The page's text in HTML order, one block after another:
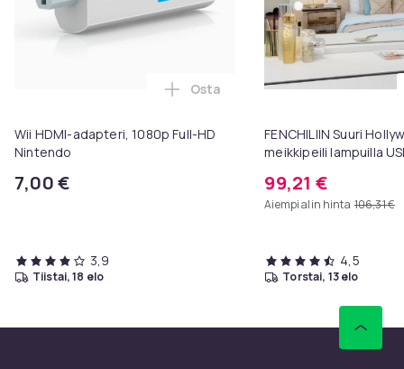
Wii HDMI-adapteri, 1080p Full-HD
Nintendo
7,00 €
Lisää Wii HDMI-adapteri, 1080p
Osta
3,9
tiistai, 18 elo
FENCHILIIN Suuri
meikkipeili lampuilla
99,21 €
Aiempi alin hinta 106,31 €
4,5
torstai, 13 elo